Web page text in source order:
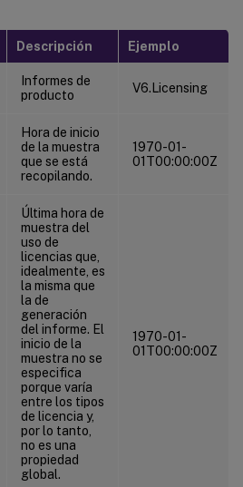
Descripción Ejemplo
Informes de
producto
V6.Licensing
Hora de inicio
de la muestra
que se está
recopilando.
1970-01-
01T00:00:00Z
Última hora de
muestra del
uso de
licencias que,
idealmente, es
la misma que
la de
generación
del informe. El
inicio de la
muestra no se
especifica
porque varía
entre los tipos
de licencia y,
por lo tanto,
no es una
propiedad
global.
1970-01-
01T00:00:00Z